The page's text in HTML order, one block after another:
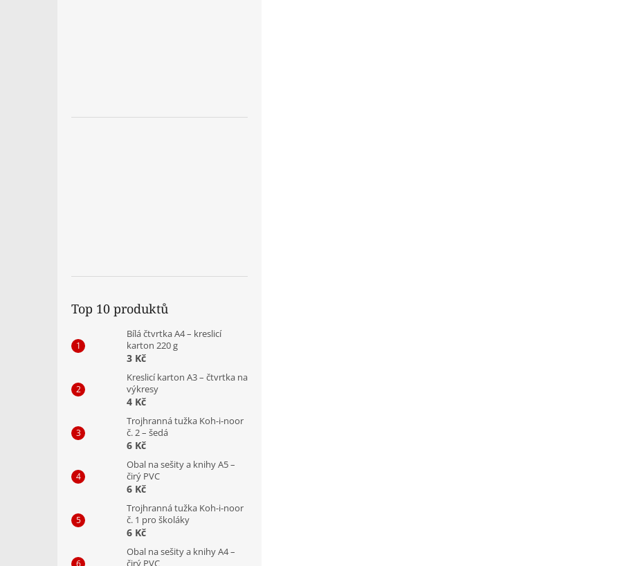
Top 10 produktů
Bílá čtvrtka A4 – kreslicí
karton 220 g
3 Kč
Kreslicí karton A3 – čtvrtka na
výkresy
4 Kč
Trojhranná tužka Koh-i-noor
č. 2 – šedá
6 Kč
Obal na sešity a knihy A5 –
čirý PVC
6 Kč
Trojhranná tužka Koh-i-noor
č. 1 pro školáky
6 Kč
Obal na sešity a knihy A4 –
čirý PVC